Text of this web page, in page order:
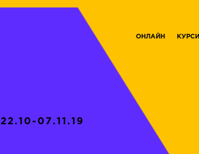
ОНЛАЙН КУРСИ
22.10-07.11.19